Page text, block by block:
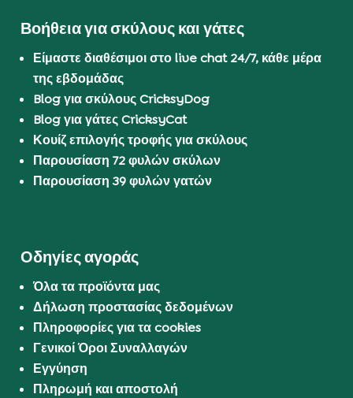
Βοήθεια για σκύλους και γάτες
Είμαστε διαθέσιμοι στο live chat 24/7, κάθε μέρα
της εβδομάδας
Blog για σκύλους CricksyDog
Blog για γάτες CricksyCat
Κουίζ επιλογής τροφής για σκύλους
Παρουσίαση 72 φυλών σκύλων
Παρουσίαση 39 φυλών γατών
Οδηγίες αγοράς
Όλα τα προϊόντα μας
Δήλωση προστασίας δεδομένων
Πληροφορίες για τα cookies
Γενικοί Όροι Συναλλαγών
Εγγύηση
Πληρωμή και αποστολή